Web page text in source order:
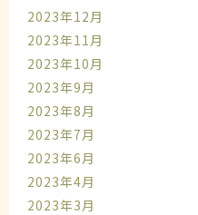
2023年12月
2023年11月
2023年10月
2023年9月
2023年8月
2023年7月
2023年6月
2023年4月
2023年3月